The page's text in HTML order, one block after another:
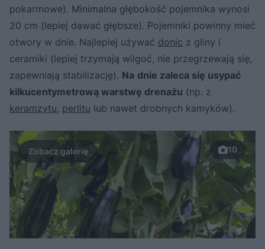
pokarmowe). Minimalna głębokość pojemnika wynosi
20 cm (lepiej dawać głębsze). Pojemniki powinny mieć
otwory w dnie. Najlepiej używać donic z gliny i
ceramiki (lepiej trzymają wilgoć, nie przegrzewają się,
zapewniają stabilizację). Na dnie zaleca się usypać
kilkucentymetrową warstwę drenażu (np. z
keramzytu, perlitu lub nawet drobnych kamyków).
10